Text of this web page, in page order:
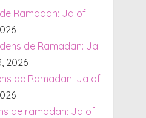
Ramadan: Ja of
de Ramadan: Ja
2026
de Ramadan: Ja of
de ramadan: Ja of